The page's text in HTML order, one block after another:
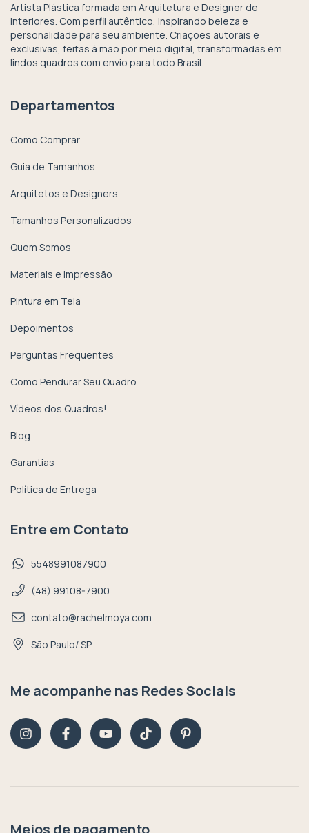
Artista Plástica formada em Arquitetura e Designer de
Interiores. Com perfil autêntico, inspirando beleza e
personalidade para seu ambiente. Criações autorais e
exclusivas, feitas à mão por meio digital, transformadas em
lindos quadros com envio para todo Brasil.
Departamentos
Como Comprar
Guia de Tamanhos
Arquitetos e Designers
Tamanhos Personalizados
Quem Somos
Materiais e Impressão
Pintura em Tela
Depoimentos
Perguntas Frequentes
Como Pendurar Seu Quadro
Vídeos dos Quadros!
Blog
Garantias
Política de Entrega
Entre em Contato
5548991087900
(48) 99108-7900
contato@rachelmoya.com
São Paulo/ SP
Me acompanhe nas Redes Sociais